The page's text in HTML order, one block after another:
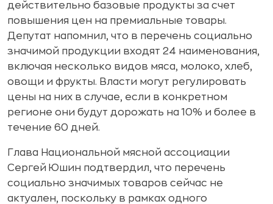
действительно базовые продукты за счет
повышения цен на премиальные товары.
Депутат напомнил, что в перечень социально
значимой продукции входят 24 наименования,
включая несколько видов мяса, молоко, хлеб,
овощи и фрукты. Власти могут регулировать
цены на них в случае, если в конкретном
регионе они будут дорожать на 10% и более в
течение 60 дней.
Глава Национальной мясной ассоциации
Сергей Юшин подтвердил, что перечень
социально значимых товаров сейчас не
актуален, поскольку в рамках одного